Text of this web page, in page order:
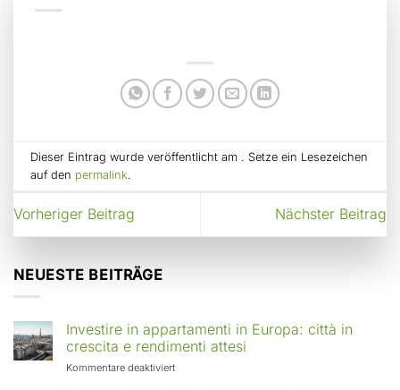
Dieser Eintrag wurde veröffentlicht am . Setze ein Lesezeichen
auf den permalink.
Vorheriger Beitrag Nächster Beitrag
NEUESTE BEITRÄGE
Investire in appartamenti in Europa: città in
crescita e rendimenti attesi
Kommentare deaktiviertfür